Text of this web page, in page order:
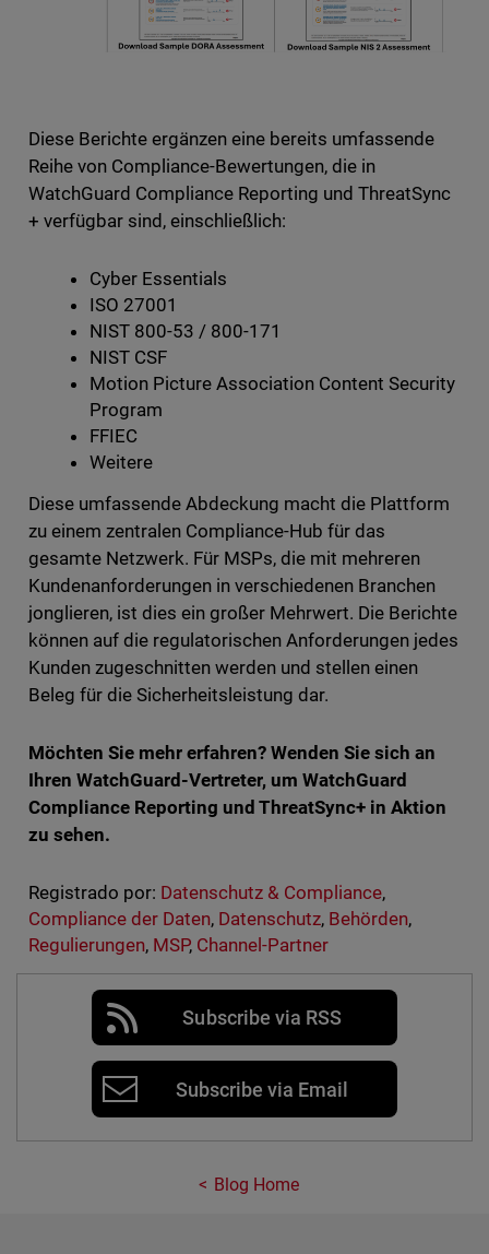
Diese Berichte ergänzen eine bereits umfassende
Reihe von Compliance-Bewertungen, die in
WatchGuard Compliance Reporting und ThreatSync
+ verfügbar sind, einschließlich:
Cyber Essentials
ISO 27001
NIST 800-53 / 800-171
NIST CSF
Motion Picture Association Content Security
Program
FFIEC
Weitere
Diese umfassende Abdeckung macht die Plattform
zu einem zentralen Compliance-Hub für das
gesamte Netzwerk. Für MSPs, die mit mehreren
Kundenanforderungen in verschiedenen Branchen
jonglieren, ist dies ein großer Mehrwert. Die Berichte
können auf die regulatorischen Anforderungen jedes
Kunden zugeschnitten werden und stellen einen
Beleg für die Sicherheitsleistung dar.
Möchten Sie mehr erfahren? Wenden Sie sich an
Ihren WatchGuard-Vertreter, um WatchGuard
Compliance Reporting und ThreatSync+ in Aktion
zu sehen.
Registrado por: Datenschutz & Compliance,
Compliance der Daten, Datenschutz, Behörden,
Regulierungen, MSP, Channel-Partner
Subscribe via RSS
Subscribe via Email
Blog Home